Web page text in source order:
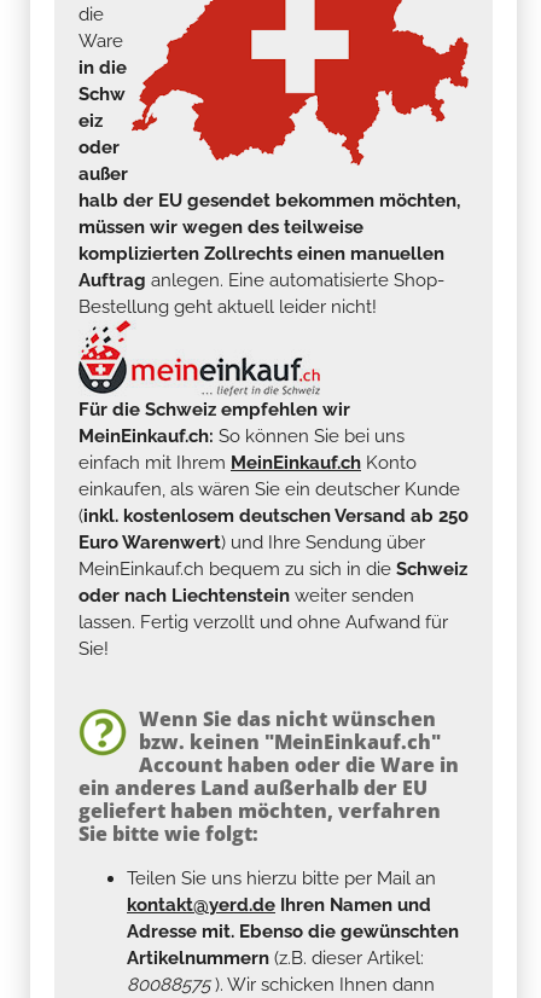
die
Ware
in die
Schw
eiz
oder
außer
halb der EU gesendet bekommen möchten,
müssen wir wegen des teilweise
komplizierten Zollrechts einen manuellen
Auftrag anlegen. Eine automatisierte Shop-
Bestellung geht aktuell leider nicht!
Für die Schweiz empfehlen wir
MeinEinkauf.ch: So können Sie bei uns
einfach mit Ihrem MeinEinkauf.ch Konto
einkaufen, als wären Sie ein deutscher Kunde
(inkl. kostenlosem deutschen Versand ab 250
Euro Warenwert) und Ihre Sendung über
MeinEinkauf.ch bequem zu sich in die Schweiz
oder nach Liechtenstein weiter senden
lassen. Fertig verzollt und ohne Aufwand für
Sie!
Wenn Sie das nicht wünschen
bzw. keinen "MeinEinkauf.ch"
Account haben oder die Ware in
ein anderes Land außerhalb der EU
geliefert haben möchten, verfahren
Sie bitte wie folgt:
Teilen Sie uns hierzu bitte per Mail an
kontakt@yerd.de Ihren Namen und
Adresse mit. Ebenso die gewünschten
Artikelnummern (z.B. dieser Artikel:
80088575). Wir schicken Ihnen dann